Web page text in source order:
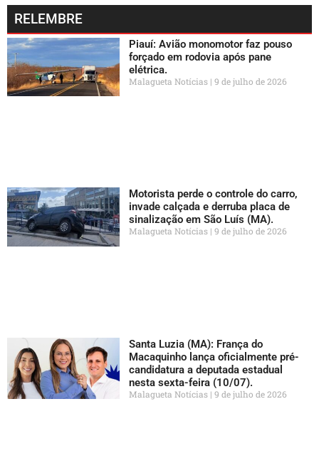
RELEMBRE
Piauí: Avião monomotor faz pouso
forçado em rodovia após pane
elétrica.
Malagueta Notícias 9 de julho de 2026
Motorista perde o controle do carro,
invade calçada e derruba placa de
sinalização em São Luís (MA).
Malagueta Notícias 9 de julho de 2026
Santa Luzia (MA): França do
Macaquinho lança oficialmente pré-
candidatura a deputada estadual
nesta sexta-feira (10/07).
Malagueta Notícias 9 de julho de 2026